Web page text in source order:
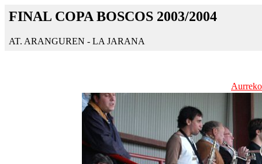
FINAL COPA BOSCOS 2003/2004
AT. ARANGUREN - LA JARANA